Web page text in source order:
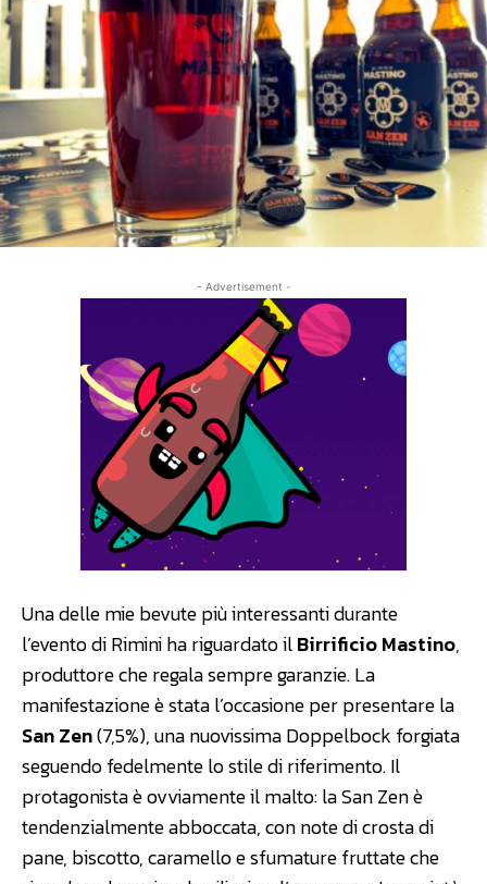
- Advertisement -
Una delle mie bevute più interessanti durante
l’evento di Rimini ha riguardato ilBirrificio Mastino,
produttore che regala sempre garanzie. La
manifestazione è stata l’occasione per presentare la
San Zen(7,5%), una nuovissima Doppelbock forgiata
seguendo fedelmente lo stile di riferimento. Il
protagonista è ovviamente il malto: la San Zen è
tendenzialmente abboccata, con note di crosta di
pane, biscotto, caramello e sfumature fruttate che